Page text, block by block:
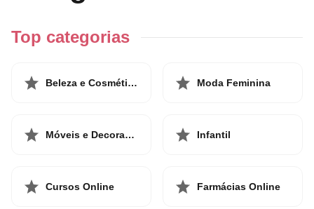
Top categorias
Beleza e Cosméticos Moda Feminina
Móveis e Decoração Infantil
Cursos Online Farmácias Online